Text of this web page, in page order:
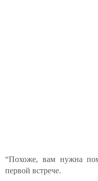
“Похоже, вам нужна
первой встрече.